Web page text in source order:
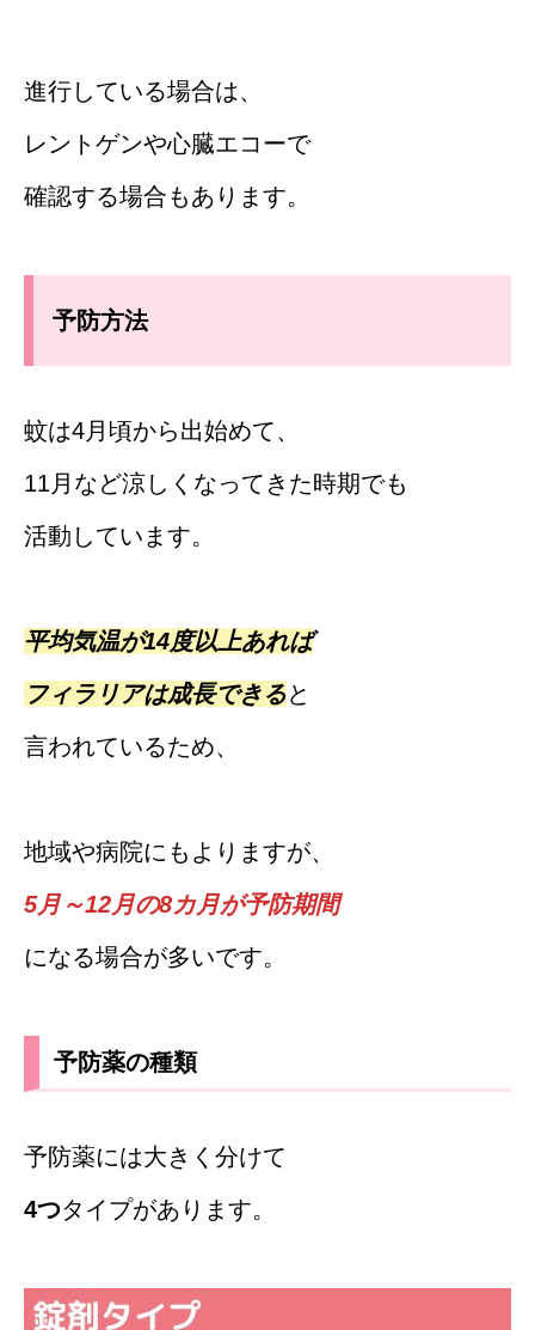
進行している場合は、
レントゲンや心臓エコーで
確認する場合もあります。
予防方法
蚊は4月頃から出始めて、
11月など涼しくなってきた時期でも
活動しています。
平均気温が14度以上あれば
フィラリアは成長できると
言われているため、
地域や病院にもよりますが、
5月～12月の8カ月が予防期間
になる場合が多いです。
予防薬の種類
予防薬には大きく分けて
4つタイプがあります。